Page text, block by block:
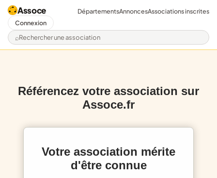
Assoce
Rechercher une association
DépartementsAnnoncesAssociations inscrites
Connexion
Référencez votre association sur
Assoce.fr
Votre association mérite
d'être connue